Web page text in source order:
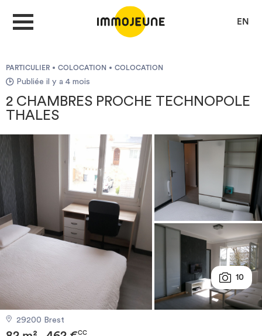
EN
Je cherche un logement
Je propose un bien
Villes
Investir
Blog
PARTICULIER COLOCATION COLOCATION
Publiée il y a 4 mois
2 CHAMBRES PROCHE TECHNOPOLE
THALES
10
29200 Brest
CC